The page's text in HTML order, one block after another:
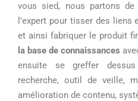
vous sied, nous partons de
l’expert pour tisser des
et ainsi fabriquer le produit
la base de connaissances
ensuite se greffer
recherche, outil de veille,
amélioration de contenu,